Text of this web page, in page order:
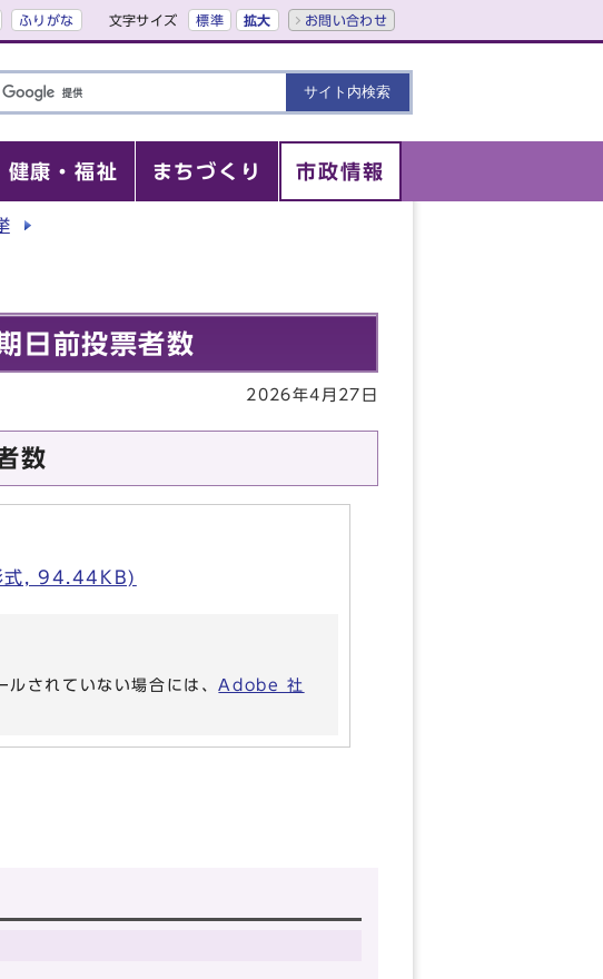
ふりがな 文字サイズ 標準 拡大 お問い合わせ
健康・福祉 まちづくり 市政情報
日前投票者数
2026年4月27日
数
式, 94.44KB)
されていない場合には、Adobe 社